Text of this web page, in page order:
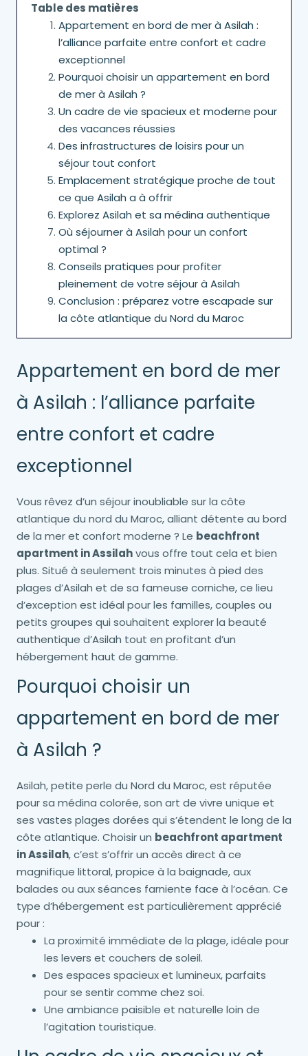
Table des matières
Appartement en bord de mer à Asilah :
l’alliance parfaite entre confort et cadre
exceptionnel
Pourquoi choisir un appartement en bord
de mer à Asilah ?
Un cadre de vie spacieux et moderne pour
des vacances réussies
Des infrastructures de loisirs pour un
séjour tout confort
Emplacement stratégique proche de tout
ce que Asilah a à offrir
Explorez Asilah et sa médina authentique
Où séjourner à Asilah pour un confort
optimal ?
Conseils pratiques pour profiter
pleinement de votre séjour à Asilah
Conclusion : préparez votre escapade sur
la côte atlantique du Nord du Maroc
Appartement en bord de mer
à Asilah : l’alliance parfaite
entre confort et cadre
exceptionnel
Vous rêvez d’un séjour inoubliable sur la côte
atlantique du nord du Maroc, alliant détente au bord
de la mer et confort moderne ? Le beachfront
apartment in Assilahvous offre tout cela et bien
plus. Situé à seulement trois minutes à pied des
plages d’Asilah et de sa fameuse corniche, ce lieu
d’exception est idéal pour les familles, couples ou
petits groupes qui souhaitent explorer la beauté
authentique d’Asilah tout en profitant d’un
hébergement haut de gamme.
Pourquoi choisir un
appartement en bord de mer
à Asilah ?
Asilah, petite perle du Nord du Maroc, est réputée
pour sa médina colorée, son art de vivre unique et
ses vastes plages dorées qui s’étendent le long de la
côte atlantique. Choisir un beachfront apartment
in Assilah, c’est s’offrir un accès direct à ce
magnifique littoral, propice à la baignade, aux
balades ou aux séances farniente face à l’océan. Ce
type d’hébergement est particulièrement apprécié
pour :
La proximité immédiate de la plage, idéale pour
les levers et couchers de soleil.
Des espaces spacieux et lumineux, parfaits
pour se sentir comme chez soi.
Une ambiance paisible et naturelle loin de
l’agitation touristique.